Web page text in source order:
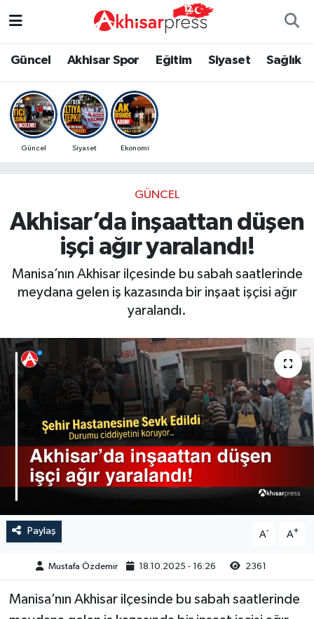
Güncel Akhisar Spor Eğitim Siyaset Sağlık
Güncel Siyaset Ekonomi
GÜNCEL
Akhisar’da inşaattan düşen
işçi ağır yaralandı!
Manisa’nın Akhisar ilçesinde bu sabah saatlerinde
meydana gelen iş kazasında bir inşaat işçisi ağır
yaralandı.
Paylaş A- A+
Mustafa Özdemir 18.10.2025 - 16:26 2361
Manisa’nın Akhisar ilçesinde bu sabah saatlerinde
Güncel
Akhisar Spor
Eğitim
Ekonomi
Tarım-Gıda
Magazin
Duyurular
Magazin
Kültür-Sanat
Duyurular
Röportaj
Dünya
Kadın
Teknoloji
Akhisar Emlak
Ülke
Etiketler
Güncel
Eğitim
Siyaset
Ekonomi
Magazin
Duyurular
Tarım-Gıda
Röportaj
Dünya
Yaşam
Manisa Nöbetçi Eczaneler
Manisa Hava Durumu
Manisa Namaz Vakitleri
Süper Lig Puan Durumu ve Fikstür
Tüm Manşetler
Son Dakika Haberleri